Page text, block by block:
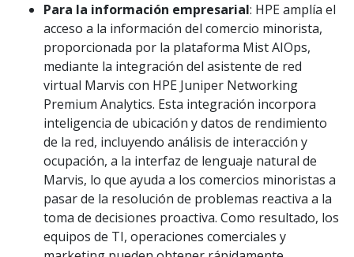
Para la información empresarial: HPE amplía el
acceso a la información del comercio minorista,
proporcionada por la plataforma Mist AIOps,
mediante la integración del asistente de red
virtual Marvis con HPE Juniper Networking
Premium Analytics. Esta integración incorpora
inteligencia de ubicación y datos de rendimiento
de la red, incluyendo análisis de interacción y
ocupación, a la interfaz de lenguaje natural de
Marvis, lo que ayuda a los comercios minoristas a
pasar de la resolución de problemas reactiva a la
toma de decisiones proactiva. Como resultado, los
equipos de TI, operaciones comerciales y